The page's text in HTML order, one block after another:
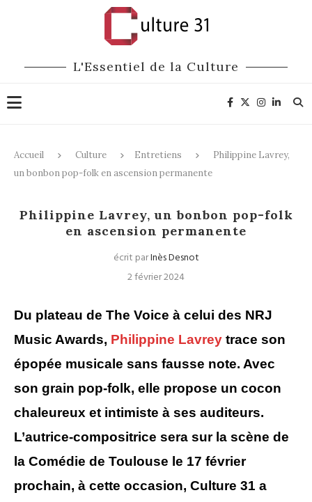
L'Essentiel de la Culture
Accueil Culture Entretiens
Philippine Lavrey,
un bonbon pop-folk en ascension permanente
Philippine Lavrey, un bonbon pop-folk
en ascension permanente
écrit parInès Desnot
2 février 2024
Du plateau de The Voice à celui des NRJ
Music Awards, Philippine Lavrey trace son
épopée musicale sans fausse note. Avec
son grain pop-folk, elle propose un cocon
chaleureux et intimiste à ses auditeurs.
L’autrice-compositrice sera sur la scène de
la Comédie de Toulouse le 17 février
prochain, à cette occasion, Culture 31 a